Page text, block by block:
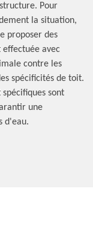
Pour
la situation,
proposer des
effectuée avec
contre les
spécificités de toit.
sont
une
d'eau.